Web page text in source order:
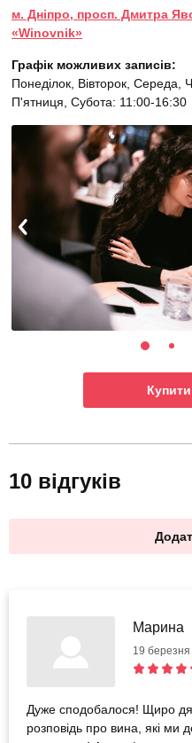
м. Дніпро, просп. Дмитра
«Winovnik»
Графік можливих записів:
Понеділок, Вівторок, Середа,
П'ятниця, Субота: 11:00-16:30
10 відгуків
Марина
19
Дуже сподобалося! Щиро
розповідь про вина, які ми